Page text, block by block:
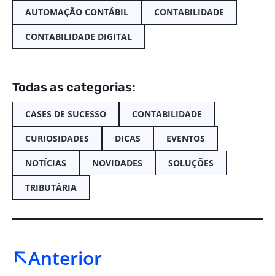
AUTOMAÇÃO CONTÁBIL CONTABILIDADE
CONTABILIDADE DIGITAL
Todas as categorias:
CASES DE SUCESSO CONTABILIDADE
CURIOSIDADES DICAS EVENTOS
NOTÍCIAS NOVIDADES SOLUÇÕES
TRIBUTÁRIA
Anterior